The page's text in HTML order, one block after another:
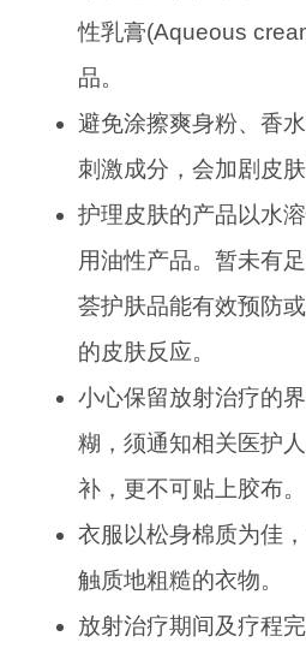
性乳膏(Aqueous
品。
避免涂擦爽身粉、香
刺激成分，会加剧皮肤
护理皮肤的产品以水
用油性产品。暂未有
荟护肤品能有效预防
的皮肤反应。
小心保留放射治疗的
糊，须通知相关医护
补，更不可贴上胶布。
衣服以松身棉质为佳
触质地粗糙的衣物。
放射治疗期间及疗程